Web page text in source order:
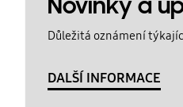
Novinky a
Důležitá oznámení
DALŠÍ INFORMACE